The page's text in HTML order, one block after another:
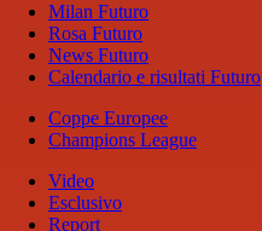
Milan Futuro
Rosa Futuro
News Futuro
Calendario e risultati Futuro
Coppe Europee
Champions League
Video
Esclusivo
Report